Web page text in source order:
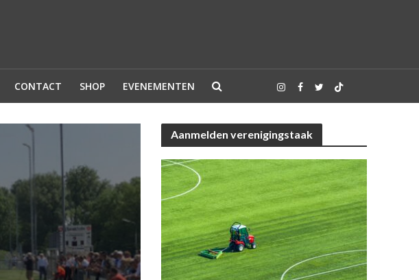
CONTACT SHOP EVENEMENTEN
Aanmelden verenigingstaak